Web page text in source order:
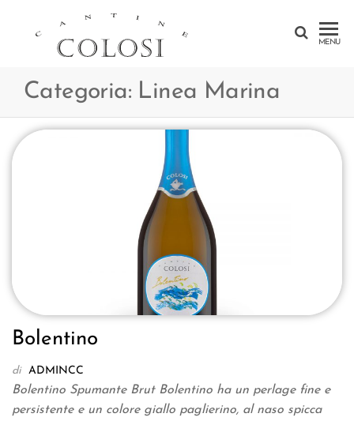
CANTINE
SICILY –
AEOLIAN
MENU
Categoria: Linea Marina
Bolentino
di ADMINCC
Bolentino Spumante Brut Bolentino ha un perlage fine e
persistente e un colore giallo paglierino, al naso spicca